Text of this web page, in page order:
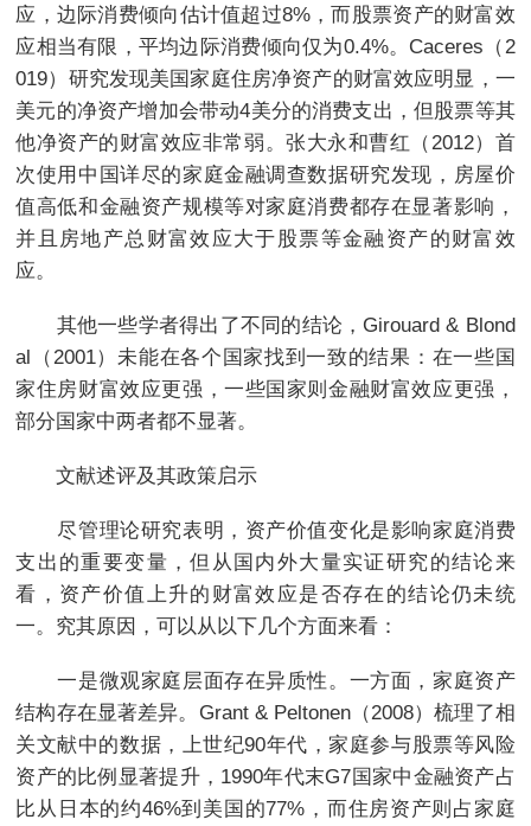
应，边际消费倾向估计值超过8%，而股票资产的财富效
应相当有限，平均边际消费倾向仅为0.4%。Caceres（2
019）研究发现美国家庭住房净资产的财富效应明显，一
美元的净资产增加会带动4美分的消费支出，但股票等其
他净资产的财富效应非常弱。张大永和曹红（2012）首
次使用中国详尽的家庭金融调查数据研究发现，房屋价
值高低和金融资产规模等对家庭消费都存在显著影响，
并且房地产总财富效应大于股票等金融资产的财富效
应。
其他一些学者得出了不同的结论，Girouard & Blond
al（2001）未能在各个国家找到一致的结果：在一些国
家住房财富效应更强，一些国家则金融财富效应更强，
部分国家中两者都不显著。
文献述评及其政策启示
尽管理论研究表明，资产价值变化是影响家庭消费
支出的重要变量，但从国内外大量实证研究的结论来
看，资产价值上升的财富效应是否存在的结论仍未统
一。究其原因，可以从以下几个方面来看：
一是微观家庭层面存在异质性。一方面，家庭资产
结构存在显著差异。Grant & Peltonen（2008）梳理了相
关文献中的数据，上世纪90年代，家庭参与股票等风险
资产的比例显著提升，1990年代末G7国家中金融资产占
比从日本的约46%到美国的77%，而住房资产则占家庭